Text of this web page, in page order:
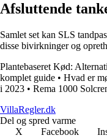
Afsluttende
Samlet set kan SLS
disse bivirkninger og
Plantebaseret Kød:
komplet guide • Hvad er
i 2023 • Rema 1000
VillaRegler.dk
Del og spred varme
X
Facebook